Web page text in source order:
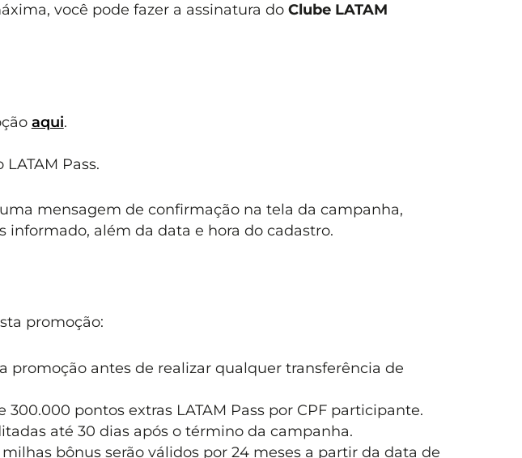
você pode fazer a assinatura do Clube LATAM
aqui.
Pass.
mensagem de confirmação na tela da campanha,
informado, além da data e hora do cadastro.
promoção:
promoção antes de realizar qualquer transferência de
pontos extras LATAM Pass por CPF participante.
até 30 dias após o término da campanha.
bônus serão válidos por 24 meses a partir da data de